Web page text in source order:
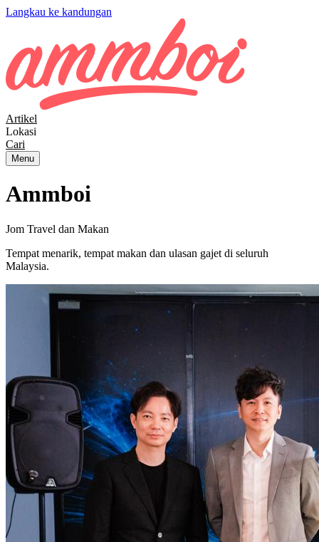
Langkau ke kandungan
Artikel
Lokasi
Cari
Menu
Ammboi
Jom Travel dan Makan
Tempat menarik, tempat makan dan ulasan gajet di seluruh
Malaysia.